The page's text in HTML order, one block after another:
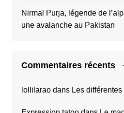
Nirmal Purja, légende de
une avalanche au Pakistan
Commentaires récents
lollilaraodans Les